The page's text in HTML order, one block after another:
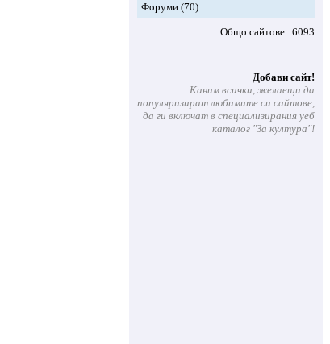
Форуми (70)
Общо сайтове 6093
Добави сайт!
Каним всички, желаещи да
популяризират любимите си сайтове,
да ги включат в специализирания уеб
каталог "За култура"!